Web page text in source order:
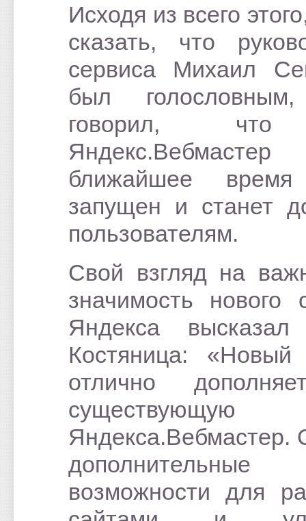
Исходя из всего
сказать, что
сервиса Михаил
был
говорил,
ближайшее время
запущен и станет
пользователям.
Свой взгляд на
значимость нового
Яндекса
Костяница: «Новый
отлично
существующую
Яндекса.Вебмастер.
дополнительные
возможности для